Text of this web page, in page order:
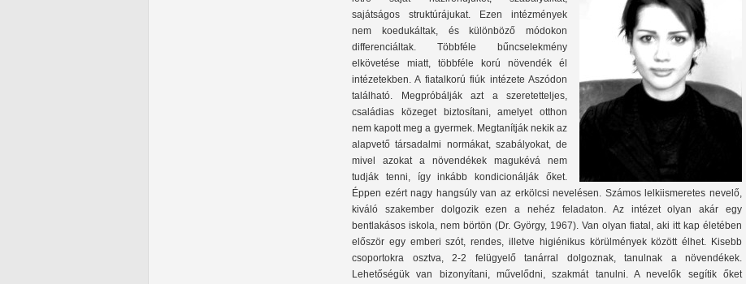
sajátságos struktúrájukat. Ezen intézmények
nem koedukáltak, és különböző módokon
differenciáltak. Többféle bűncselekmény
elkövetése miatt, többféle korú növendék él
intézetekben. A fiatalkorú fiúk intézete Aszódon
található. Megpróbálják azt a szeretetteljes,
családias közeget biztosítani, amelyet otthon
nem kapott meg a gyermek. Megtanítják nekik az
alapvető társadalmi normákat, szabályokat, de
mivel azokat a növendékek magukévá nem
tudják tenni, így inkább kondicionálják őket.
Éppen ezért nagy hangsúly van az erkölcsi nevelésen. Számos lelkiismeretes nevelő,
kiváló szakember dolgozik ezen a nehéz feladaton. Az intézet olyan akár egy
bentlakásos iskola, nem börtön (Dr. György, 1967). Van olyan fiatal, aki itt kap életében
először egy emberi szót, rendes, illetve higiénikus körülmények között élhet. Kisebb
csoportokra osztva, 2-2 felügyelő tanárral dolgoznak, tanulnak a növendékek.
Lehetőségük van bizonyítani, művelődni, szakmát tanulni. A nevelők segítik őket